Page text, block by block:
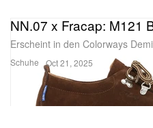
Schuhe
NN.07 x Fracap: M121
Erscheint in den Colorways
Oct 21, 2025